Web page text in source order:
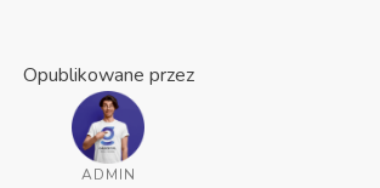
Opublikowane przez
ADMIN